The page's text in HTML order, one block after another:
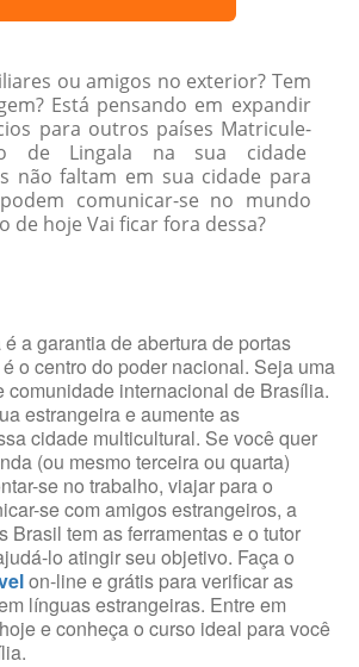
ou amigos no exterior? Tem
Está pensando em expandir
para outros países Matricule-
de Lingala na sua cidade
não faltam em sua cidade para
comunicar-se no mundo
de hoje Vai ficar fora dessa?
a garantia de abertura de portas
o centro do poder nacional. Seja uma
comunidade internacional de Brasília.
estrangeira e aumente as
cidade multicultural. Se você quer
(ou mesmo terceira ou quarta)
se no trabalho, viajar para o
se com amigos estrangeiros, a
Brasil tem as ferramentas e o tutor
lo atingir seu objetivo. Faça o
on-line e grátis para verificar as
línguas estrangeiras. Entre em
e conheça o curso ideal para você